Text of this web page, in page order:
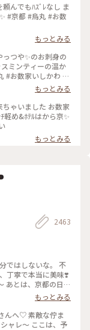
もっとみる
ミンティーの温か
り合わせもっとみる
もっとみる
2463
ではしないな。 不
丁寧で本当に美味❣️
あとは、京都の日本
っぷ旅 #AWOMB #
もっとみる
んへ♡ 素敵な佇ま
ャレ〜 ここは、予